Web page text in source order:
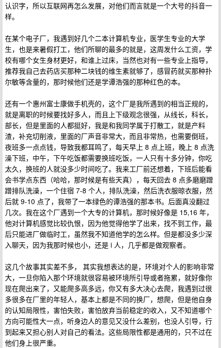
认识字，所以互联网再怎么发展，对他们而言就是一个大号的抖音一
样。
在某个电子厂，我遇到好几个二本计算机专业，医学生专业的大学
生，也是来暑假打工，他们所聊的最多的就是，这周发什么工资，学
校有哪个女生身材更好，和谁上过床，当然也对有一些专业上指导，
推荐我自己去药店买那种二块钱的维生素就够了，感冒药就买那种扑
尔敏等含量的，那时候他们还是学谭浩强的那种红色的本。
还有一个惠州富士康做手机壳的，这个厂是我所遇到的相当正规的，
就是离职的时候要找好多人，而且上下级观念很强，从线长，科长，
部长，但是里面的人都挺好，我是和我同学属于打散工，就是产料
渣，补充切削液，里面的厂声音非常大，而且非常热，也需要倒班，
夜班多一点点钱，导致我都耳鸣了，每天早上 8 点上班，晚上 8 点洗
澡下班，中午，下午吃饭都需要换班吃饭，一人只有十多分钟，你吃
太久，换班的人就没多少时间吃了。我来工厂前还想着，下班后能看
会书学点东西（哈哈，那时候是有些天真），每天回去 8 点多磨磨蹭
蹭排队洗澡，一个住宿 7-8 个人，排队洗澡，然后洗衣服晾衣服，然
后就 9-10 点了，我带了一本绿色的谭浩强的那本书。后面真没翻过
几次。我在这个厂遇到一个大专的计算机，那时候好像是 15,16 年，
他对计算机感觉比较仇恨，因为他觉得他学了出来，找不到工作，最
后只能进厂做临时工，虽然我不知道他学的怎么样。但是都没多少深
入聊天，因为我那时候也小，还是 i 人，几乎都是做观察者。
这几个故事其实差不多， 其实我想表达的是，环境对个人的影响非常
大，一旦你陷入那个环境就很容易被环境所引导或者拖累，就好像你
现在爬出来了，又能爬多高多远，你又有多大决心去爬，我遇到过很
多很多在厂里的年轻人，基本上都是不同的换厂，想爬，但是他自身
的认知局限性，害怕失败，害怕放弃当前稳定的收入，又不知道哪个
方向可能性大一点，听身边人的意见又没什么差别，也没人引导，行
到起来又担心别人对自己的看法。这些局限性都是通用的，只不过在
他们身上很严重。